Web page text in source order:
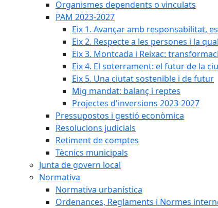
Organismes dependents o vinculats
PAM 2023-2027
Eix 1. Avançar amb responsabilitat,
Eix 2. Respecte a les persones i la
Eix 3. Montcada i Reixac:
Eix 4. El soterrament: el futur de la
Eix 5. Una ciutat sostenible i de futur
Mig mandat: balanç i reptes
Projectes d'inversions 2023-2027
Pressupostos i gestió econòmica
Resolucions judicials
Retiment de comptes
Tècnics municipals
Junta de govern local
Normativa
Normativa urbanística
Ordenances, Reglaments i Normes